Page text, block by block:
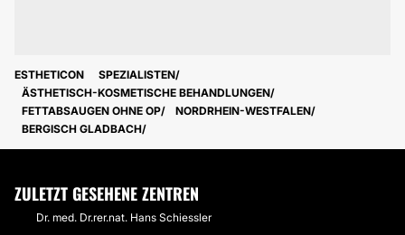
ESTHETICON
SPEZIALISTEN
ÄSTHETISCH-KOSMETISCHE BEHANDLUNGEN
FETTABSAUGEN OHNE OP
NORDRHEIN-WESTFALEN
BERGISCH GLADBACH
ZULETZT GESEHENE ZENTREN
Dr. med. Dr.rer.nat. Hans Schiessler